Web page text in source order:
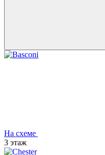
На схеме
3 этаж